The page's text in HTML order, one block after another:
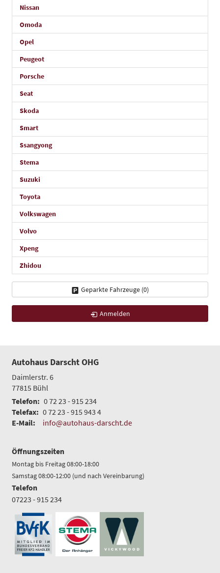
Nissan
Omoda
Opel
Peugeot
Porsche
Seat
Skoda
Smart
Ssangyong
Stema
Suzuki
Toyota
Volkswagen
Volvo
Xpeng
Zhidou
Geparkte Fahrzeuge (0)
Anmelden
Autohaus Darscht OHG
Daimlerstr. 6
77815 Bühl
Telefon: 0 72 23 - 915 234
Telefax: 0 72 23 - 915 943 4
E-Mail:
info@autohaus-darscht.de
Öffnungszeiten
Montag bis Freitag 08:00-18:00
Samstag 08:00-12:00 (und nach Vereinbarung)
Telefon
07223 - 915 234